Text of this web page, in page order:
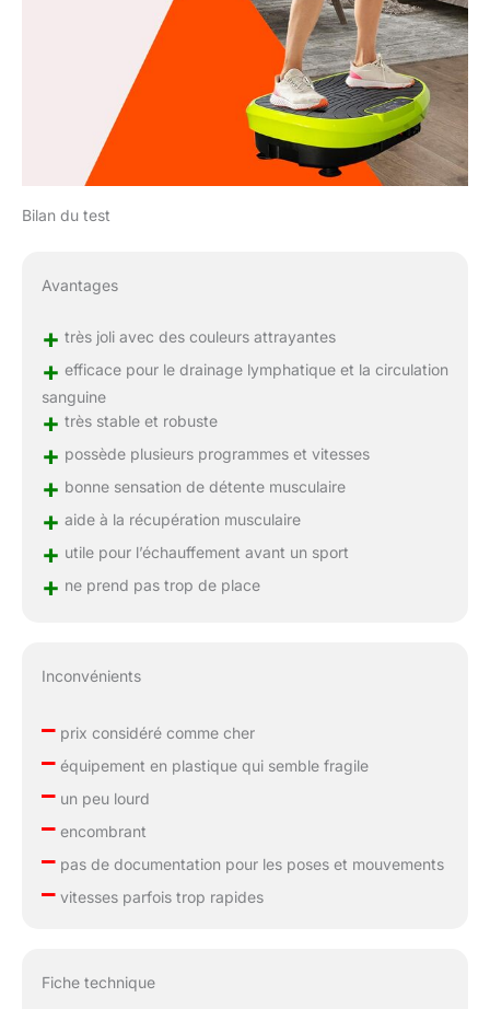
variété d’exercices
possibles. Avec le siège,
il est possible de réaliser
des mouvements tels
que des élévations
latérales des épaules ou
des exercices de
gainage, tandis que sans
de résistance pour
l’entraînement des bras
un entraînement
entièrement
Bilan du test
Avantages
+ très joli avec des couleurs attrayantes
+ efficace pour le drainage lymphatique et la circulation
sanguine
+ très stable et robuste
+ possède plusieurs programmes et vitesses
+ bonne sensation de détente musculaire
+ aide à la récupération musculaire
+ utile pour l’échauffement avant un sport
+ ne prend pas trop de place
Inconvénients
–prix considéré comme cher
–équipement en plastique qui semble fragile
–un peu lourd
–encombrant
–pas de documentation pour les poses et mouvements
–vitesses parfois trop rapides
Fiche technique